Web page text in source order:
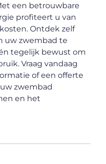
een betrouwbare
profiteert u van
Ontdek zelf
uw zwembad te
tegelijk bewust om
Vraag vandaag
of een offerte
zwembad
en het